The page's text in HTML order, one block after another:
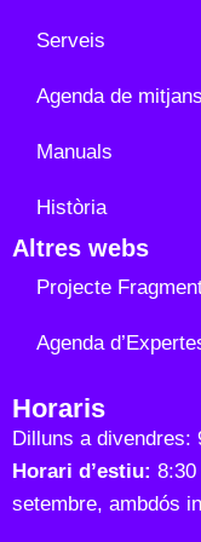
Serveis
Agenda de mitjans
Manuals
Història
Altres webs
Projecte
Agenda
Horaris
Dilluns a divendres:
Horari d’estiu:
setembre, ambdós